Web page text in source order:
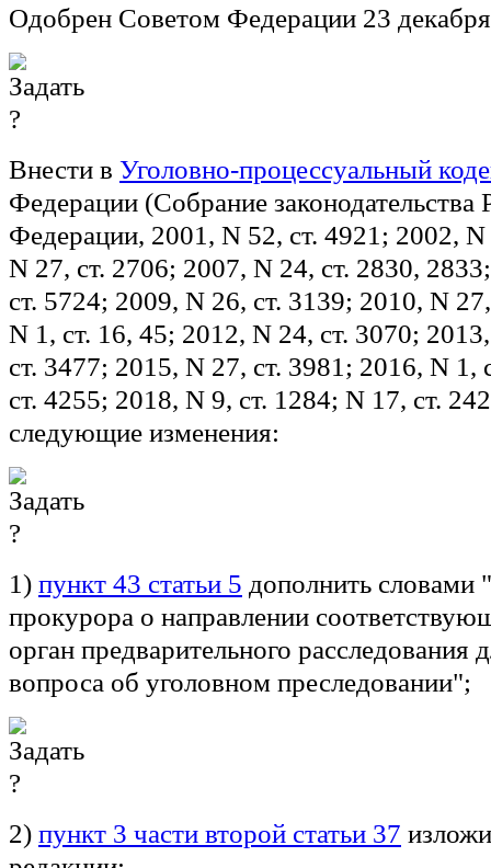
Одобрен Советом Федерации 23
Внести в Уголовно-процессуальный
Федерации (Собрание законодательства
Федерации, 2001, N 52, ст. 4921; 2002,
N 27, ст. 2706; 2007, N 24, ст. 2830,
ст. 5724; 2009, N 26, ст. 3139; 2010, N
N 1, ст. 16, 45; 2012, N 24, ст. 3070;
ст. 3477; 2015, N 27, ст. 3981; 2016, N 1,
ст. 4255; 2018, N 9, ст. 1284; N 17, ст.
следующие изменения:
1) пункт 43 статьи 5 дополнить словами
прокурора о направлении
орган предварительного расследования
вопроса об уголовном преследовании";
2) пункт 3 части второй статьи 37